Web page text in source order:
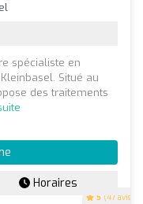
5 (47 avis)
spécialiste en
Situé au
des traitements
Horaires